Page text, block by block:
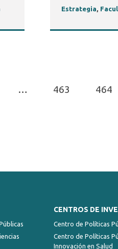
Estrategia,
… 463 464
CENTROS DE
Centro de Políticas
Centro de Políticas
Innovación en Salud